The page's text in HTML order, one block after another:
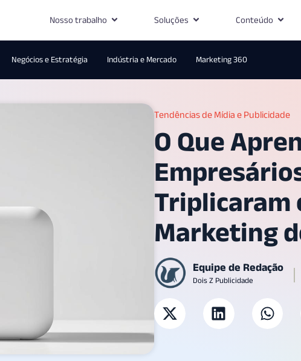
Nosso trabalho Soluções Conteúdo
Negócios e Estratégia Indústria e Mercado Marketing 360
Tendências de Mídia e Publicidade
O Que
Triplicaram
Marketing
Equipe de Redação
Dois Z Publicidade